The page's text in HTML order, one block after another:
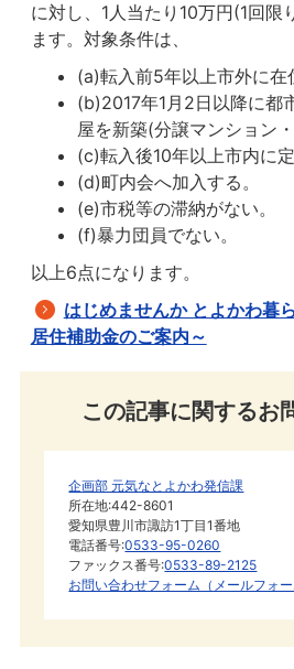
に対し、1人当たり10万円(1回限
ます。対象条件は、
(a)転入前5年以上市外に在
(b)2017年1月2日以降に都
屋を新築(分譲マンション
(c)転入後10年以上市内に
(d)町内会へ加入する。
(e)市税等の滞納がない。
(f)暴力団員でない。
以上6点になります。
はじめませんか とよかわ暮
居住補助金のご案内～
この記事に関するお
企画部 元気なとよかわ発信課
所在地:442-8601
愛知県豊川市諏訪1丁目1番地
電話番号:0533-95-0260
ファックス番号:0533-89-2125
お問い合わせフォーム（メールフォー